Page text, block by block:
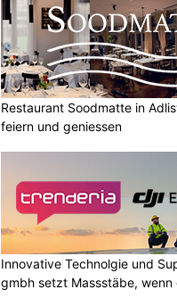
Restaurant Soodmatte in
feiern und geniessen
Innovative Technolgie und
gmbh setzt Massstäbe, wenn